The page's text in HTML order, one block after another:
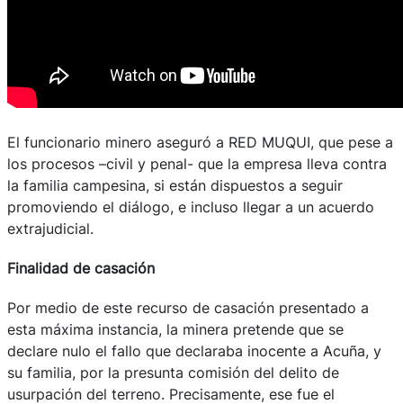
El funcionario minero aseguró a RED MUQUI, que pese a
los procesos –civil y penal- que la empresa lleva contra
la familia campesina, si están dispuestos a seguir
promoviendo el diálogo, e incluso llegar a un acuerdo
extrajudicial.
Finalidad de casación
Por medio de este recurso de casación presentado a
esta máxima instancia, la minera pretende que se
declare nulo el fallo que declaraba inocente a Acuña, y
su familia, por la presunta comisión del delito de
usurpación del terreno. Precisamente, ese fue el